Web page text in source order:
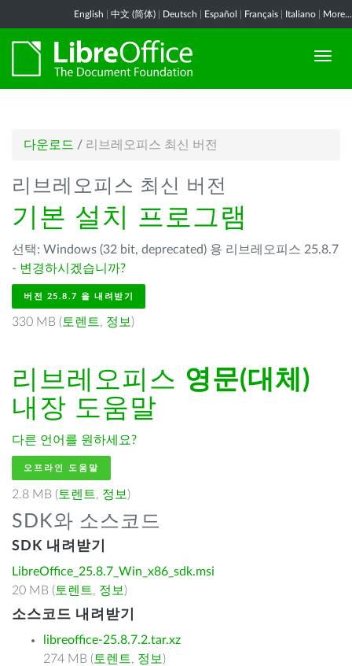
English 中文 (简体) Deutsch Español Français Italiano More...
다운로드 / 리브레오피스 최신 버전
리브레오피스 최신 버전
기본 설치 프로그램
선택: Windows (32 bit, deprecated) 용 리브레오피스 25.8.7
- 변경하시겠습니까?
버전 25.8.7 을 내려받기
330 MB ( 토렌트, 정보 )
리브레오피스 영문(대체)
내장 도움말
다른 언어를 원하세요?
오프라인 도움말
2.8 MB ( 토렌트, 정보 )
SDK와 소스코드
SDK 내려받기
LibreOffice_25.8.7_Win_x86_sdk.msi
20 MB ( 토렌트, 정보 )
소스코드 내려받기
libreoffice-25.8.7.2.tar.xz
274 MB ( 토렌트, 정보 )